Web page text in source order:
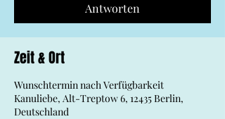
Antworten
Zeit & Ort
Wunschtermin nach Verfügbarkeit
Kanuliebe, Alt-Treptow 6, 12435 Berlin,
Deutschland